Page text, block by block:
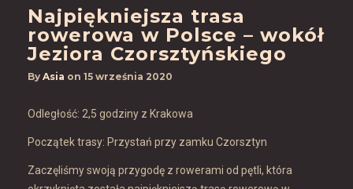
Najpiękniejsza trasa
rowerowa w Polsce – wokół
Jeziora Czorsztyńskiego
By Asia on 15 września 2020
Odległość: 2,5 godziny z Krakowa
Początek trasy: Przystań przy zamku Czorsztyn
Zaczęliśmy swoją przygodę z rowerami od pętli, która